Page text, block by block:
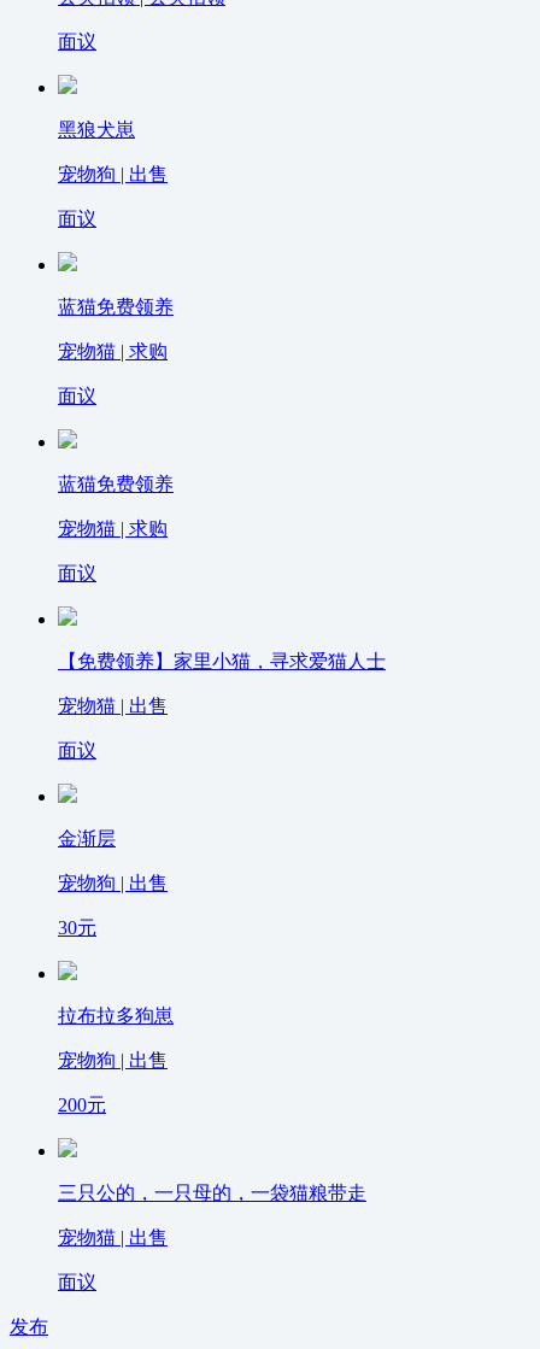
面议
黑狼犬崽
宠物狗 | 出售
面议
蓝猫免费领养
宠物猫 | 求购
面议
蓝猫免费领养
宠物猫 | 求购
面议
【免费领养】家里小猫，寻求爱猫人士
宠物猫 | 出售
面议
金渐层
宠物狗 | 出售
30元
拉布拉多狗崽
宠物狗 | 出售
200元
三只公的，一只母的，一袋猫粮带走
宠物猫 | 出售
面议
发布